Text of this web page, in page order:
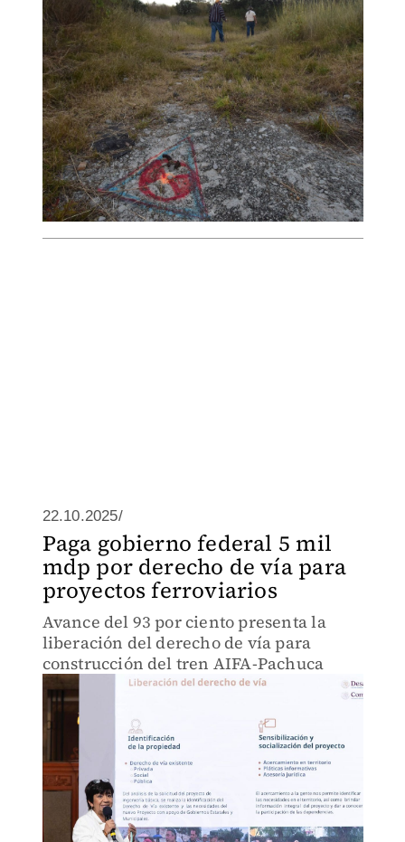
22.10.2025/
Paga gobierno federal 5 mil
mdp por derecho de vía para
proyectos ferroviarios
Avance del 93 por ciento presenta la
liberación del derecho de vía para
construcción del tren AIFA-Pachuca